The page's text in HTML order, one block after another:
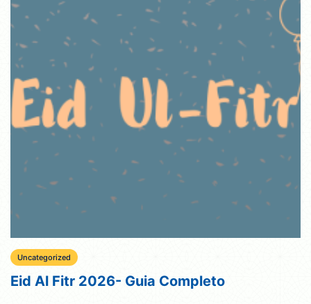
Uncategorized
Eid Al Fitr 2026- Guia Completo